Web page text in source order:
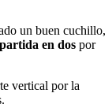
un buen cuchillo,
en dos por
vertical por la